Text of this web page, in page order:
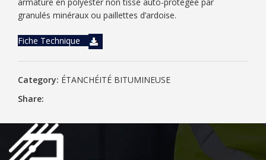
granulés minéraux ou paillettes d’ardoise.
Fiche Technique
Category: ÉTANCHÉITÉ BITUMINEUSE
Share: